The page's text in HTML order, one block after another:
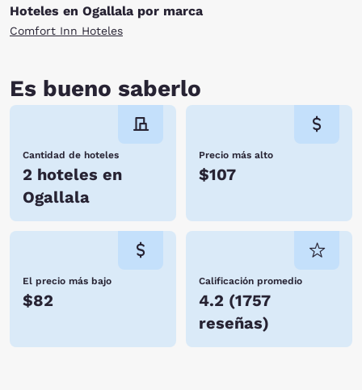
Hoteles en Ogallala por marca
Comfort Inn Hoteles
Es bueno saberlo
Cantidad de hoteles
2 hoteles en
Ogallala
Precio más alto
$107
El precio más bajo
$82
Calificación promedio
4.2 (1757
reseñas)